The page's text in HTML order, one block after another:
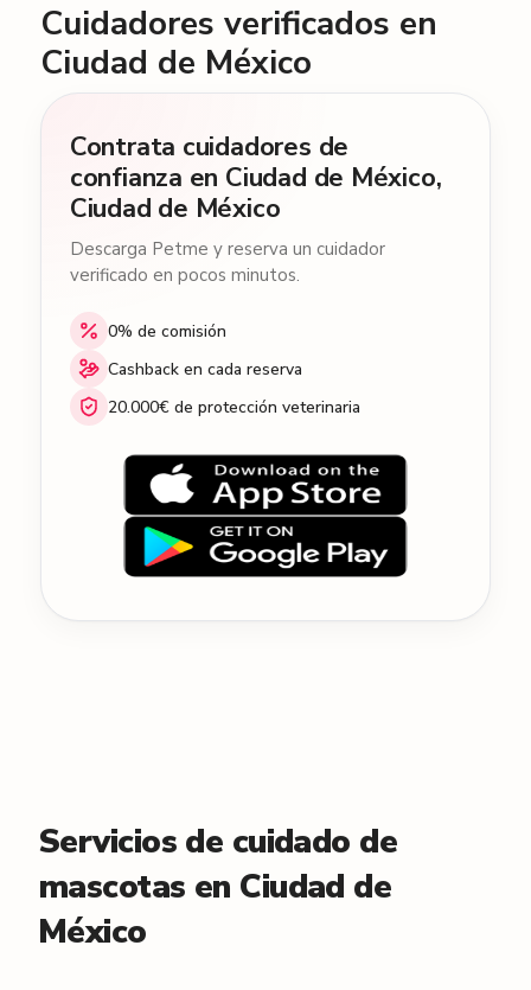
Cuidadores verificados en
Ciudad de México
Contrata cuidadores de
confianza en Ciudad de México,
Ciudad de México
Descarga Petme y reserva un cuidador
verificado en pocos minutos.
0% de comisión
Cashback en cada reserva
20.000€ de protección veterinaria
Servicios de cuidado de
mascotas en Ciudad de
México